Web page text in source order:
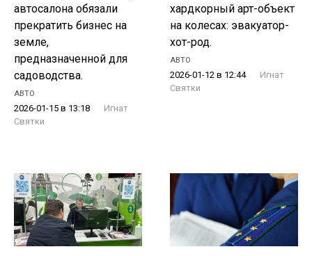
автосалона обязали
прекратить бизнес на
земле,
предназначенной для
садоводства.
АВТО
2026-01-15 в 13:18
Игнат
Святки
хардкорный арт-объект
на колесах: эвакуатор-
хот-род.
АВТО
2026-01-12 в 12:44
Игнат
Святки